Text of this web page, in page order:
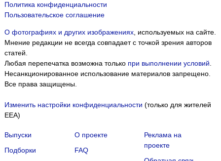
Политика конфиденциальности
Пользовательское соглашение
О фотографиях и других изображениях, используемых на сайте.
Мнение редакции не всегда совпадает с точкой зрения авторов
статей.
Любая перепечатка возможна только при выполнении условий.
Несанкционированное использование материалов запрещено.
Все права защищены.
Изменить настройки конфиденциальности (только для жителей
EEA)
Выпуски
Подборки
О проекте
FAQ
Реклама на
проекте